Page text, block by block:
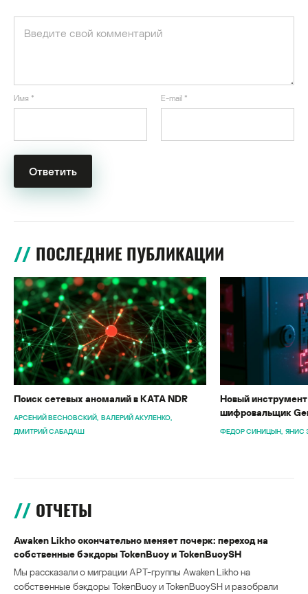
Имя * E-mail *
ПОСЛЕДНИЕ ПУБЛИКАЦИИ
Поиск сетевых аномалий в KATA NDR
АРСЕНИЙ ВЕСНОВСКИЙ ВАЛЕРИЙ АКУЛЕНКО
ДМИТРИЙ САБАДАШ
Новый
шифровальщик
ФЕДОР СИНИЦЫН ЯНИС
ОТЧЕТЫ
Awaken Likho окончательно меняет почерк: переход на
собственные бэкдоры TokenBuoy и TokenBuoySH
Мы рассказали о миграции APT-группы Awaken Likho на
собственные бэкдоры TokenBuoy и TokenBuoySH и разобрали